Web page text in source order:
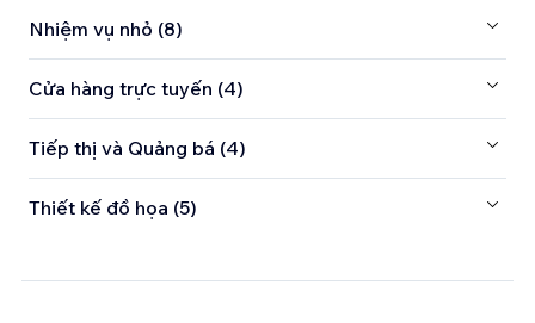
Nhiệm vụ nhỏ (8)
Cửa hàng trực tuyến (4)
Tiếp thị và Quảng bá (4)
Thiết kế đồ họa (5)